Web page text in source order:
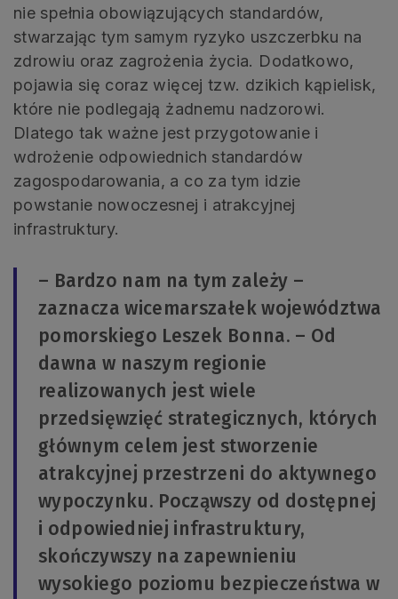
nie spełnia obowiązujących standardów,
stwarzając tym samym ryzyko uszczerbku na
zdrowiu oraz zagrożenia życia. Dodatkowo,
pojawia się coraz więcej tzw. dzikich kąpielisk,
które nie podlegają żadnemu nadzorowi.
Dlatego tak ważne jest przygotowanie i
wdrożenie odpowiednich standardów
zagospodarowania, a co za tym idzie
powstanie nowoczesnej i atrakcyjnej
infrastruktury.
– Bardzo nam na tym zależy –
zaznacza wicemarszałek województwa
pomorskiego Leszek Bonna. – Od
dawna w naszym regionie
realizowanych jest wiele
przedsięwzięć strategicznych, których
głównym celem jest stworzenie
atrakcyjnej przestrzeni do aktywnego
wypoczynku. Począwszy od dostępnej
i odpowiedniej infrastruktury,
skończywszy na zapewnieniu
wysokiego poziomu bezpieczeństwa w